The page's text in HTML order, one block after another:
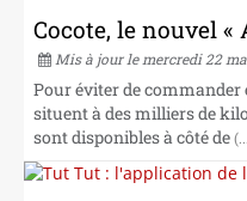
Cocote, le nouvel «
Mis à jour le mercredi 22
Pour éviter de commander
situent à des milliers de
sont disponibles à côté de